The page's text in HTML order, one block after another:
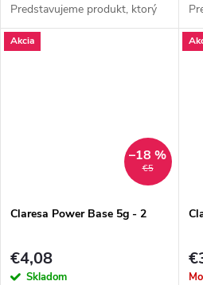
Predstavujeme produkt, ktorý
pre vás mení pravidlá hry! ✨
**Claresa Power Base**: Váš
Akcia
€5
–18 %
Claresa Power Base 5g - 2
€4,08
Skladom